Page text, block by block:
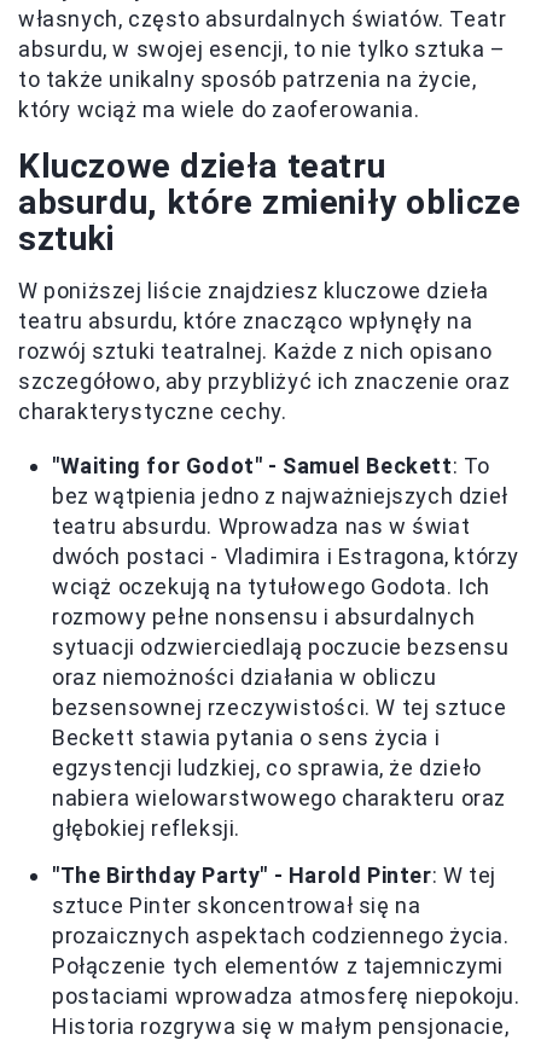
własnych, często absurdalnych światów. Teatr
absurdu, w swojej esencji, to nie tylko sztuka –
to także unikalny sposób patrzenia na życie,
który wciąż ma wiele do zaoferowania.
Kluczowe dzieła teatru
absurdu, które zmieniły oblicze
sztuki
W poniższej liście znajdziesz kluczowe dzieła
teatru absurdu, które znacząco wpłynęły na
rozwój sztuki teatralnej. Każde z nich opisano
szczegółowo, aby przybliżyć ich znaczenie oraz
charakterystyczne cechy.
"Waiting for Godot" - Samuel Beckett: To
bez wątpienia jedno z najważniejszych dzieł
teatru absurdu. Wprowadza nas w świat
dwóch postaci - Vladimira i Estragona, którzy
wciąż oczekują na tytułowego Godota. Ich
rozmowy pełne nonsensu i absurdalnych
sytuacji odzwierciedlają poczucie bezsensu
oraz niemożności działania w obliczu
bezsensownej rzeczywistości. W tej sztuce
Beckett stawia pytania o sens życia i
egzystencji ludzkiej, co sprawia, że dzieło
nabiera wielowarstwowego charakteru oraz
głębokiej refleksji.
"The Birthday Party" - Harold Pinter: W tej
sztuce Pinter skoncentrował się na
prozaicznych aspektach codziennego życia.
Połączenie tych elementów z tajemniczymi
postaciami wprowadza atmosferę niepokoju.
Historia rozgrywa się w małym pensjonacie,